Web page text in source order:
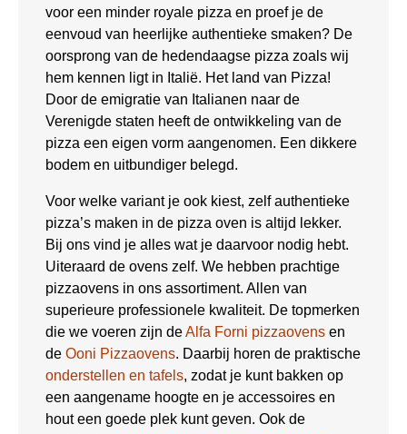
voor een minder royale pizza en proef je de
eenvoud van heerlijke authentieke smaken? De
oorsprong van de hedendaagse pizza zoals wij
hem kennen ligt in Italië. Het land van Pizza!
Door de emigratie van Italianen naar de
Verenigde staten heeft de ontwikkeling van de
pizza een eigen vorm aangenomen. Een dikkere
bodem en uitbundiger belegd.
Voor welke variant je ook kiest, zelf authentieke
pizza’s maken in de pizza oven is altijd lekker.
Bij ons vind je alles wat je daarvoor nodig hebt.
Uiteraard de ovens zelf. We hebben prachtige
pizzaovens in ons assortiment. Allen van
superieure professionele kwaliteit. De topmerken
die we voeren zijn deAlfa Forni pizzaovens en
de Ooni Pizzaovens. Daarbij horen de praktische
onderstellen en tafels, zodat je kunt bakken op
een aangename hoogte en je accessoires en
hout een goede plek kunt geven. Ook de